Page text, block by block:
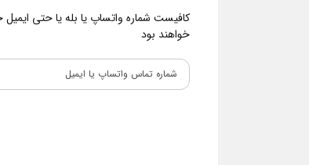
کافیست شماره واتساپ یا بله یا حتی ایمیل
خواهند بود